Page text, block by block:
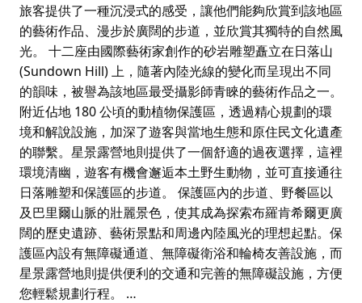
旅客提供了一種沉浸式的感受，讓他們能夠欣賞到該地區
的藝術作品、漫步於廣闊的步道，並欣賞其獨特的自然風
光。 十二座由國際藝術家創作的砂岩雕塑矗立在日落山
(Sundown Hill) 上，隨著內陸光線的變化而呈現出不同
的韻味，被譽為該地區最受攝影師青睞的藝術作品之一。
附近佔地 180 公頃的動植物保護區，透過精心規劃的環
境和解說設施，加深了遊客與當地生態和原住民文化遺產
的聯繫。星景露營地則提供了一個舒適的過夜選擇，這裡
環境清幽，遊客有機會邂逅本土野生動物，並可直接通往
日落雕塑和保護區的步道。 保護區內的步道、野餐區以
及巴里爾山脈的壯麗景色，使其成為探索布羅肯希爾更廣
闊的歷史遺跡、藝術景點和周邊內陸風光的理想起點。保
護區內設有無障礙通道、無障礙衛浴和輪椅友善設施，而
星景露營地則提供便利的交通和完善的無障礙設施，方便
您輕鬆規劃行程。 …